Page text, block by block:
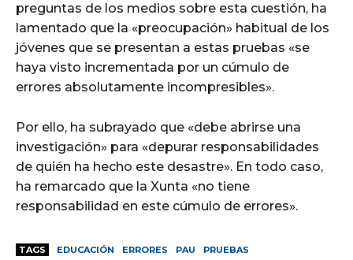
preguntas de los medios sobre esta cuestión, ha
lamentado que la «preocupación» habitual de los
jóvenes que se presentan a estas pruebas «se
haya visto incrementada por un cúmulo de
errores absolutamente incompresibles».
Por ello, ha subrayado que «debe abrirse una
investigación» para «depurar responsabilidades
de quién ha hecho este desastre». En todo caso,
ha remarcado que la Xunta «no tiene
responsabilidad en este cúmulo de errores».
TAGS EDUCACIÓN ERRORES PAU PRUEBAS